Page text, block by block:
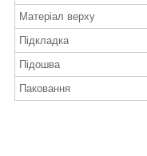
Матеріал верху
Підкладка
Підошва
Паковання